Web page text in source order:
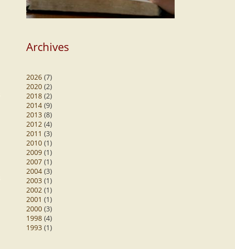
Archives
2026 (7)
2020 (2)
2018 (2)
2014 (9)
2013 (8)
2012 (4)
2011 (3)
2010 (1)
2009 (1)
2007 (1)
2004 (3)
2003 (1)
2002 (1)
2001 (1)
2000 (3)
1998 (4)
1993 (1)